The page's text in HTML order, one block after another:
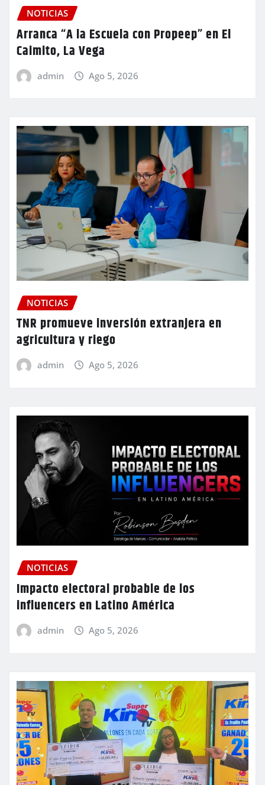
NOTICIAS
Arranca “A la Escuela con Propeep” en El
Caimito, La Vega
admin Ago 5, 2026
NOTICIAS
TNR promueve inversión extranjera en
agricultura y riego
admin Ago 5, 2026
NOTICIAS
Impacto electoral probable de los
influencers en Latino América
admin Ago 5, 2026